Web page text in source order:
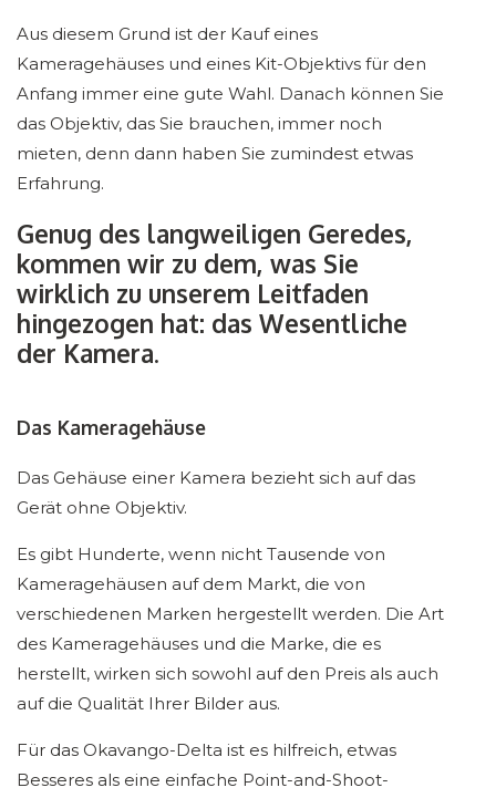
Aus diesem Grund ist der Kauf eines
Kameragehäuses und eines Kit-Objektivs für den
Anfang immer eine gute Wahl. Danach können Sie
das Objektiv, das Sie brauchen, immer noch
mieten, denn dann haben Sie zumindest etwas
Erfahrung.
Genug des langweiligen Geredes,
kommen wir zu dem, was Sie
wirklich zu unserem Leitfaden
hingezogen hat: das Wesentliche
der Kamera.
Das Kameragehäuse
Das Gehäuse einer Kamera bezieht sich auf das
Gerät ohne Objektiv.
Es gibt Hunderte, wenn nicht Tausende von
Kameragehäusen auf dem Markt, die von
verschiedenen Marken hergestellt werden. Die Art
des Kameragehäuses und die Marke, die es
herstellt, wirken sich sowohl auf den Preis als auch
auf die Qualität Ihrer Bilder aus.
Für das Okavango-Delta ist es hilfreich, etwas
Besseres als eine einfache Point-and-Shoot-